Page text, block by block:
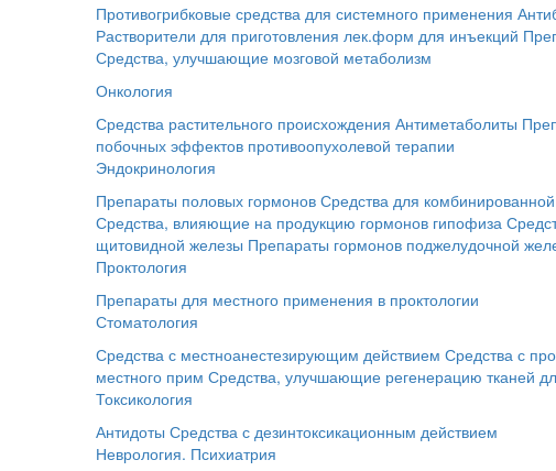
Противогрибковые средства для системного применения
Растворители для приготовления лек.форм для инъекций
Средства, улучшающие мозговой метаболизм
Онкология
Средства растительного происхождения Антиметаболиты
побочных эффектов противоопухолевой терапии
Эндокринология
Препараты половых гормонов Средства для
Средства, влияющие на продукцию гормонов гипофиза
щитовидной железы Препараты гормонов поджелудочной
Проктология
Препараты для местного применения в проктологии
Стоматология
Средства с местноанестезирующим действием Средства с
местного прим Средства, улучшающие регенерацию тканей
Токсикология
Антидоты Средства с дезинтоксикационным действием
Неврология. Психиатрия